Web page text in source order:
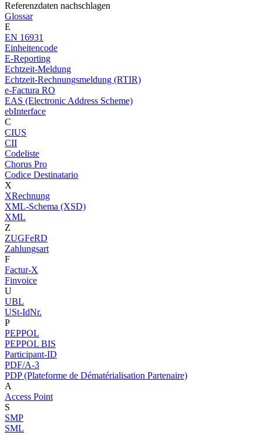
Referenzdaten nachschlagen
Glossar
E
EN 16931
Einheitencode
E-Reporting
Echtzeit-Meldung
Echtzeit-Rechnungsmeldung (RTIR)
e-Factura RO
EAS (Electronic Address Scheme)
ebInterface
C
CIUS
CII
Codeliste
Chorus Pro
Codice Destinatario
X
XRechnung
XML-Schema (XSD)
XML
Z
ZUGFeRD
Zahlungsart
F
Factur-X
Finvoice
U
UBL
USt-IdNr.
P
PEPPOL
PEPPOL BIS
Participant-ID
PDF/A-3
PDP (Plateforme de Dématérialisation Partenaire)
A
Access Point
S
SMP
SML